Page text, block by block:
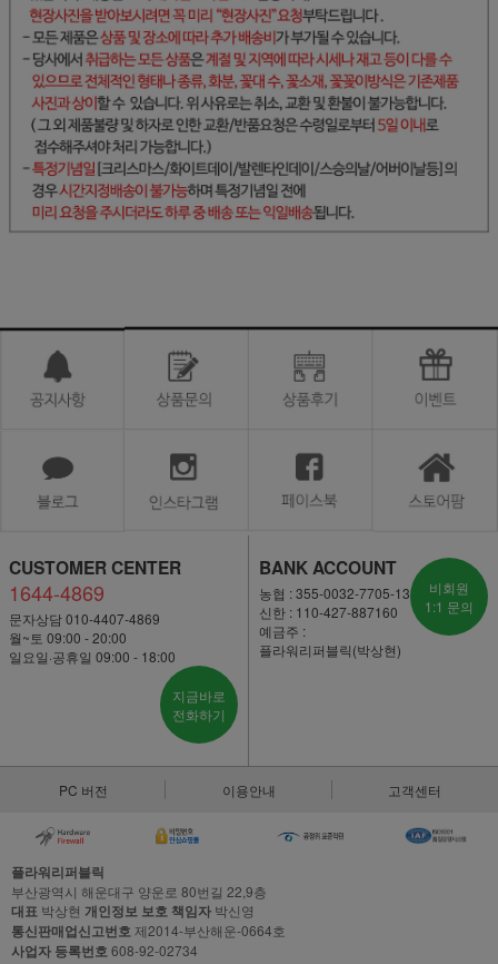
CUSTOMER CENTER
1644-4869
문자상담 010-4407-4869
월~토 09:00 - 20:00
일요일·공휴일 09:00 - 18:00
지금바로
전화하기
BANK ACCOUNT
농협 : 355-0032-7705-13
신한 : 110-427-887160
예금주 :
플라워리퍼블릭(박상현)
비회원
1:1 문의
PC 버전 이용안내 고객센터
플라워리퍼블릭
부산광역시 해운대구 양운로 80번길 22,9층
대표 박상현 개인정보 보호 책임자 박신영
통신판매업신고번호제2014-부산해운-0664호
사업자 등록번호608-92-02734